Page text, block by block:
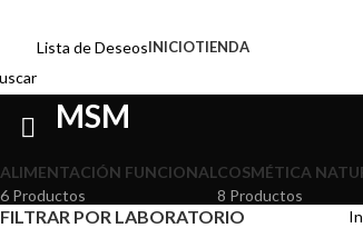
Lista de DeseosINICIOTIENDA
MSM
ALIMENTACIÓN FUNCIONAL
6 Productos
COSMÉTICA
8 Productos
FILTRAR POR LABORATORIO